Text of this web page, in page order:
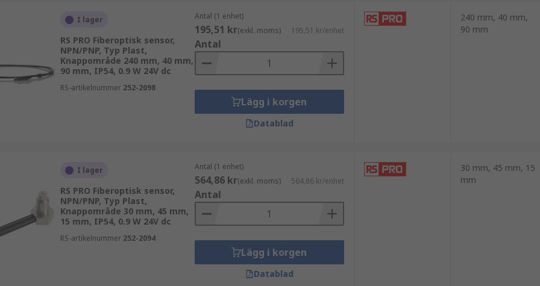
RS erbjuder och beställ idag för leverans nästa dag.
I lager
RS PRO Fiberoptisk sensor,
NPN/PNP, Typ Plast,
Knappområde 240 mm, 40 mm,
90 mm, IP54, 0.9 W 24V dc
RS-artikelnummer 252-2098
Antal (1 enhet)
195,51 kr(exkl. moms) 195,51 kr/enhet
Antal
Lägg i korgen
Datablad
240 mm, 40 mm,
90 mm
I lager
RS PRO Fiberoptisk sensor,
NPN/PNP, Typ Plast,
Knappområde 30 mm, 45 mm,
15 mm, IP54, 0.9 W 24V dc
RS-artikelnummer 252-2094
Antal (1 enhet)
564,86 kr(exkl. moms) 564,86 kr/enhet
Antal
Lägg i korgen
Datablad
30 mm, 45 mm, 15
mm